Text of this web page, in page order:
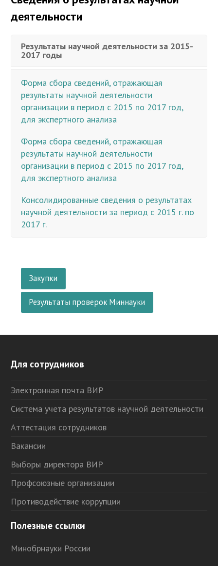
деятельности
Результаты научной деятельности за 2015-
2017 годы
Форма сбора сведений, отражающая
результаты научной деятельности
организации в период с 2015 по 2017 год,
для экспертного анализа
Форма сбора сведений, отражающая
результаты научной деятельности
организации в период с 2015 по 2017 год,
для экспертного анализа
Консолидированные сведения о результатах
научной деятельности за период с 2015 г. по
2017 г.
Закупки
Результаты проверок Миннауки
Для сотрудников
Электронная почта ВИР
Система учета результатов научной деятельности
Аттестация сотрудников
Вакансии
Выборы директора ВИР
Профсоюзные организации
Противодействие коррупции
Полезные ссылки
Минобрнауки России